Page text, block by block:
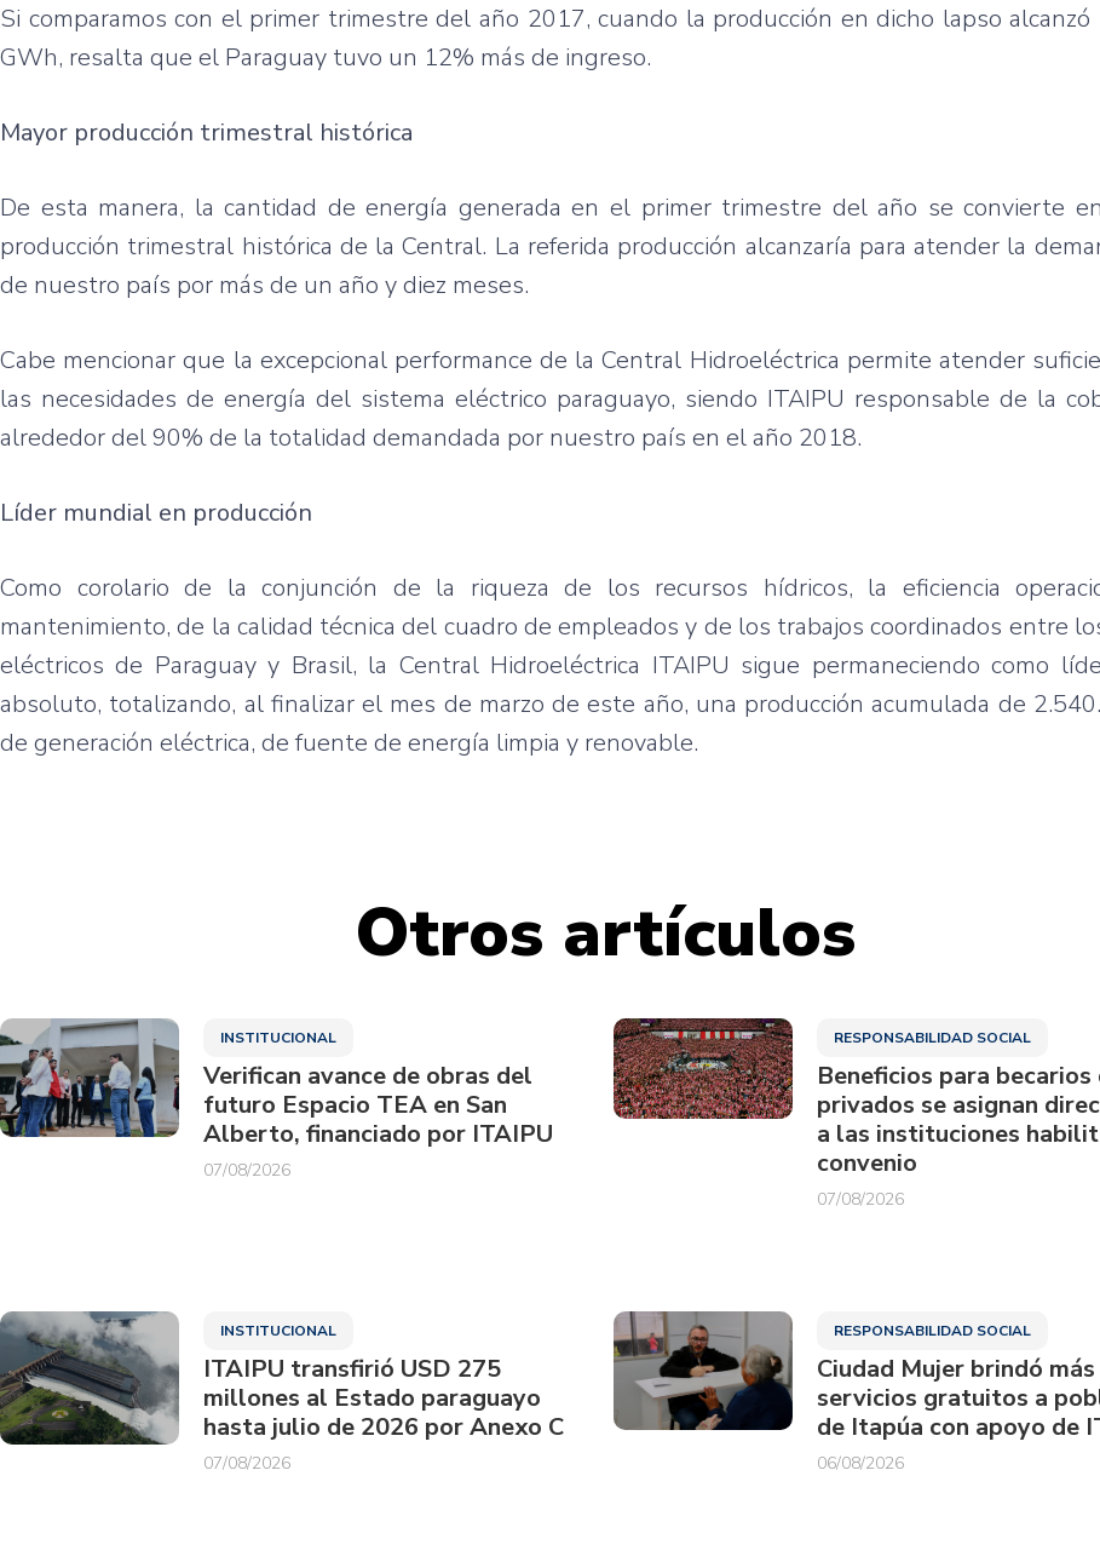
Si comparamos con el primer trimestre del año 2017, cuando la producción en dicho lapso alcanzó
GWh, resalta que el Paraguay tuvo un 12% más de ingreso.
Mayor producción trimestral histórica
De esta manera, la cantidad de energía generada en el primer trimestre del año se convierte
producción trimestral histórica de la Central. La referida producción alcanzaría para atender la
de nuestro país por más de un año y diez meses.
Cabe mencionar que la excepcional performance de la Central Hidroeléctrica permite atender
las necesidades de energía del sistema eléctrico paraguayo, siendo ITAIPU responsable de la
alrededor del 90% de la totalidad demandada por nuestro país en el año 2018.
Líder mundial en producción
Como corolario de la conjunción de la riqueza de los recursos hídricos, la eficiencia
mantenimiento, de la calidad técnica del cuadro de empleados y de los trabajos coordinados entre
eléctricos de Paraguay y Brasil, la Central Hidroeléctrica ITAIPU sigue permaneciendo como
absoluto, totalizando, al finalizar el mes de marzo de este año, una producción acumulada de
de generación eléctrica, de fuente de energía limpia y renovable.
Otros artículos
INSTITUCIONAL
Verifican avance de obras del
futuro Espacio TEA en San
Alberto, financiado por ITAIPU
07/08/2026
RESPONSABILIDAD SOCIAL
Beneficios para becarios
privados se asignan
a las instituciones
convenio
07/08/2026
INSTITUCIONAL
ITAIPU transfirió USD 275
millones al Estado paraguayo
hasta julio de 2026 por Anexo C
07/08/2026
RESPONSABILIDAD SOCIAL
Ciudad Mujer brindó
servicios gratuitos a
de Itapúa con apoyo de
06/08/2026